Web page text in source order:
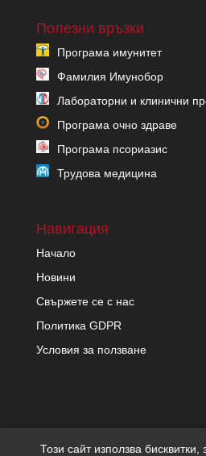
Полезни връзки
Програма имунитет
Фамилия Имунобор
Лабораторни и клинични
Програма очно здраве
Програма псориазис
Трудова медицина
Навигация
Начало
Новини
Свържете се с нас
Политика GDPR
Условия за ползване
Този сайт използва